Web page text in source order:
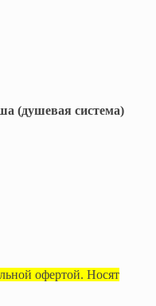
(душевая система)
офертой. Носят